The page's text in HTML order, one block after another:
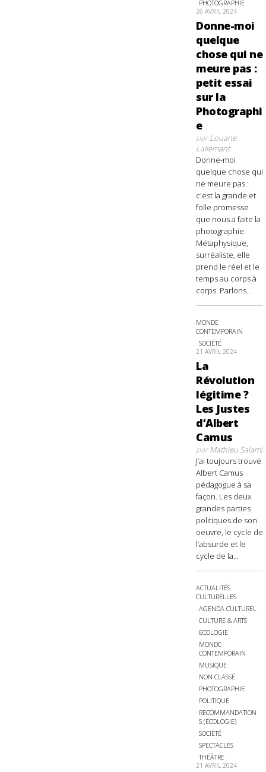
PHOTOGRAPHIE
26 AVRIL 2024
Donne-moi
quelque
chose qui ne
meure pas :
petit essai
sur la
Photographi
e
parLouane
Lallemant
Donne-moi
quelque chose qui
ne meure pas :
c'est la grande et
folle promesse
que nous a faite la
photographie.
Métaphysique,
surréaliste, elle
prend le réel et le
temps au corps à
corps. Parlons...
MONDE
CONTEMPORAIN
SOCIÉTÉ
21 AVRIL 2024
La
Révolution
légitime ?
Les Justes
d’Albert
Camus
parMathieu Salami
J’ai toujours trouvé
Albert Camus
pédagogue à sa
façon. Les deux
grandes parties
politiques de son
oeuvre, le cycle de
l’absurde et le
cycle de la...
ACTUALITÉS
CULTURELLES
AGENDA CULTUREL
CULTURE & ARTS
ECOLOGIE
MONDE
CONTEMPORAIN
MUSIQUE
NON CLASSÉ
PHOTOGRAPHIE
POLITIQUE
RECOMMANDATION
S (ÉCOLOGIE)
SOCIÉTÉ
SPECTACLES
THÉÂTRE
21 AVRIL 2024